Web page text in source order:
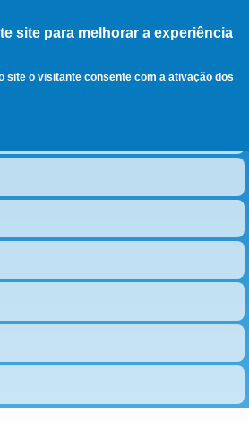
site para melhorar a experiência
site o visitante consente com a ativação dos
, ir para a
página principal
da visão diferente